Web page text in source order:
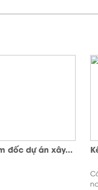
đốc dự án xây...